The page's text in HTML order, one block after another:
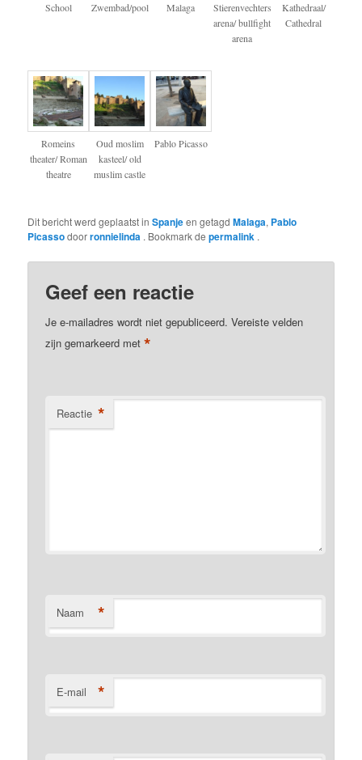
School Zwembad/pool Malaga
Stierenvechters
arena/ bullfight
arena
Kathedraal/
Cathedral
Romeins
theater/ Roman
theatre
Oud moslim
kasteel/ old
muslim castle
Pablo Picasso
Dit bericht werd geplaatst inSpanjeen getagdMalaga, Pablo
Picassodoorronnielinda . Bookmark depermalink .
Geef een reactie
Je e-mailadres wordt niet gepubliceerd. Vereiste velden
zijn gemarkeerd met*
Reactie *
Naam *
E-mail *